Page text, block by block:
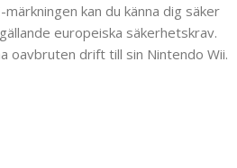
kan du känna dig säker
europeiska säkerhetskrav.
oavbruten drift till sin Nintendo Wii.